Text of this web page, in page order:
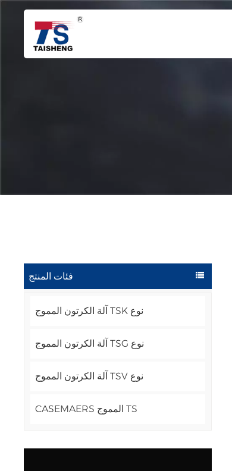
فئات المنتج
آلة الكرتون المموج TSK نوع
آلة الكرتون المموج TSG نوع
آلة الكرتون المموج TSV نوع
CASEMAERS المموج TS